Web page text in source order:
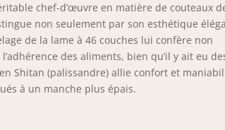
chef-d’œuvre en matière de couteaux
non seulement par son esthétique
de la lame à 46 couches lui confère non
des aliments, bien qu’il y ait eu
Shitan (palissandre) allie confort et
à un manche plus épais.